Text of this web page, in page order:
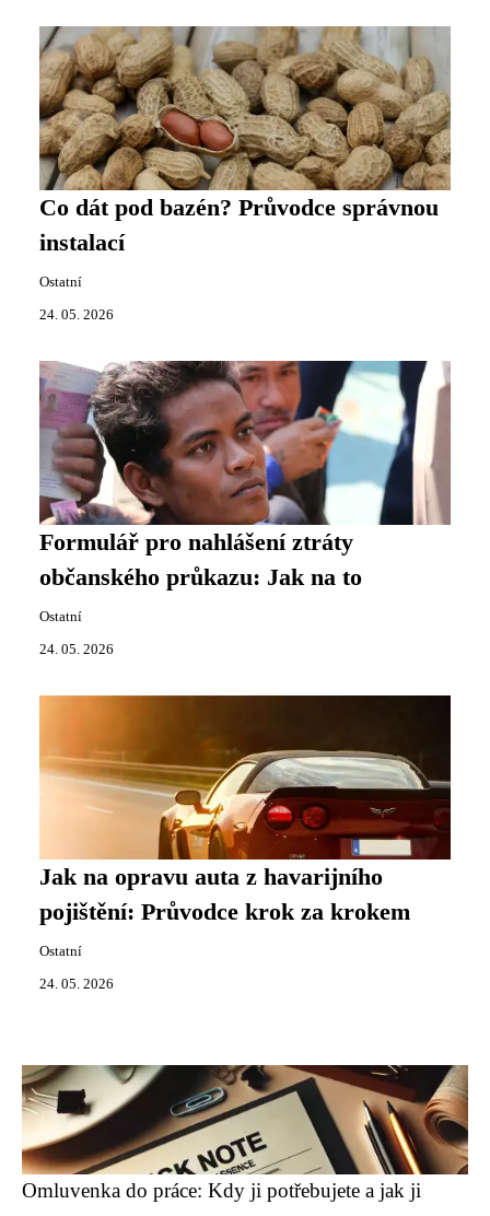
Co dát pod bazén? Průvodce správnou
instalací
Ostatní
24. 05. 2026
Formulář pro nahlášení ztráty
občanského průkazu: Jak na to
Ostatní
24. 05. 2026
Jak na opravu auta z havarijního
pojištění: Průvodce krok za krokem
Ostatní
24. 05. 2026
Omluvenka do práce: Kdy ji potřebujete a jak ji